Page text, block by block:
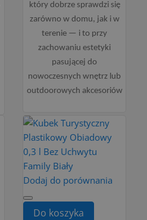
który dobrze sprawdzi się
zarówno w domu, jak i w
terenie — i to przy
zachowaniu estetyki
pasującej do
nowoczesnych wnętrz lub
outdoorowych akcesoriów
Dodaj do porównania
Do koszyka